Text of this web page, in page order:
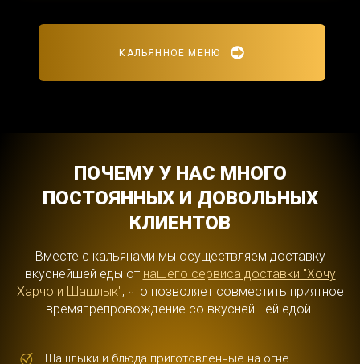
КАЛЬЯННОЕ МЕНЮ
ПОЧЕМУ У НАС МНОГО
ПОСТОЯННЫХ И ДОВОЛЬНЫХ
КЛИЕНТОВ
Вместе с кальянами мы осуществляем доставку
вкуснейшей еды от нашего сервиса доставки "Хочу
Харчо и Шашлык", что позволяет совместить приятное
времяпрепровождение со вкуснейшей едой.
Шашлыки и блюда приготовленные на огне